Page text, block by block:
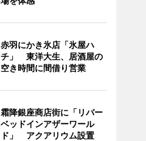
赤羽にかき氷店「氷屋ハ
チ」 東洋大生、居酒屋の
空き時間に間借り営業
霜降銀座商店街に「リバー
ベッドインアザーワール
ド」 アクアリウム設置